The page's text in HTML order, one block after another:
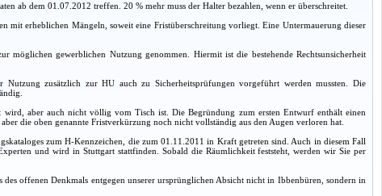
ab dem 01.07.2012 treffen. 20 % mehr muss der Halter bezahlen, wenn er überschreitet.
mit erheblichen Mängeln, soweit eine Fristüberschreitung vorliegt. Eine Untermauerung dieser
gewerblichen Nutzung genommen. Hiermit ist die bestehende Rechtsunsicherheit
zusätzlich zur HU auch zu Sicherheitsprüfungen vorgeführt werden mussten. Die
aber auch nicht völlig vom Tisch ist. Die Begründung zum ersten Entwurf enthält einen
die oben genannte Fristverkürzung noch nicht vollständig aus den Augen verloren hat.
zum H-Kennzeichen, die zum 01.11.2011 in Kraft getreten sind. Auch in diesem Fall
und wird in Stuttgart stattfinden. Sobald die Räumlichkeit feststeht, werden wir Sie per
offenen Denkmals entgegen unserer ursprünglichen Absicht nicht in Ibbenbüren, sondern in